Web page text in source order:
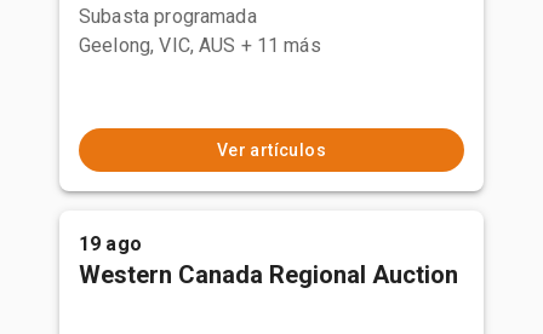
Subasta programada
Geelong, VIC, AUS + 11 más
Ver artículos
19 ago
Western Canada Regional Auction